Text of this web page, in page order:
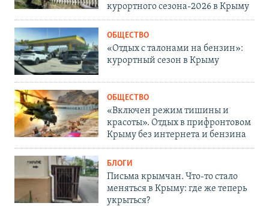
курортного сезона-2026 в Крыму
ОБЩЕСТВО
«Отдых с талонами на бензин»:
курортный сезон в Крыму
ОБЩЕСТВО
«Включен режим тишины и
красоты». Отдых в прифронтовом
Крыму без интернета и бензина
БЛОГИ
Письма крымчан. Что-то стало
меняться в Крыму: где же теперь
укрыться?